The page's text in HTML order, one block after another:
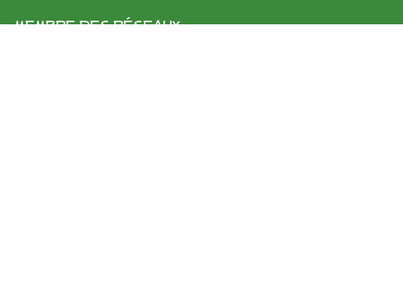
membre des réseaux :